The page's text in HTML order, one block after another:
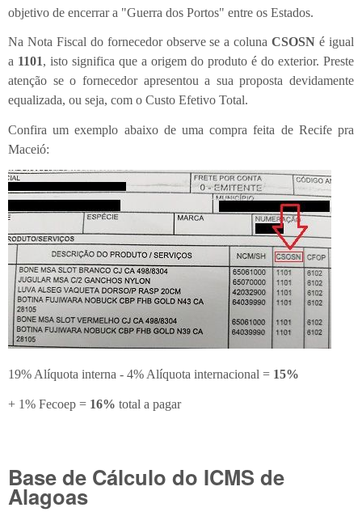
objetivo de encerrar a "Guerra dos Portos" entre os Estados.
Na Nota Fiscal do fornecedor observe se a colunaCSOSNé igual
a 1101, isto significa que a origem do produto é do exterior. Preste
atenção se o fornecedor apresentou a sua proposta devidamente
equalizada, ou seja, com o Custo Efetivo Total.
Confira um exemplo abaixo de uma compra feita de Recife pra
Maceió:
19% Alíquota interna - 4% Alíquota internacional = 15%
+ 1% Fecoep = 16% total a pagar
Base de Cálculo do ICMS de
Alagoas